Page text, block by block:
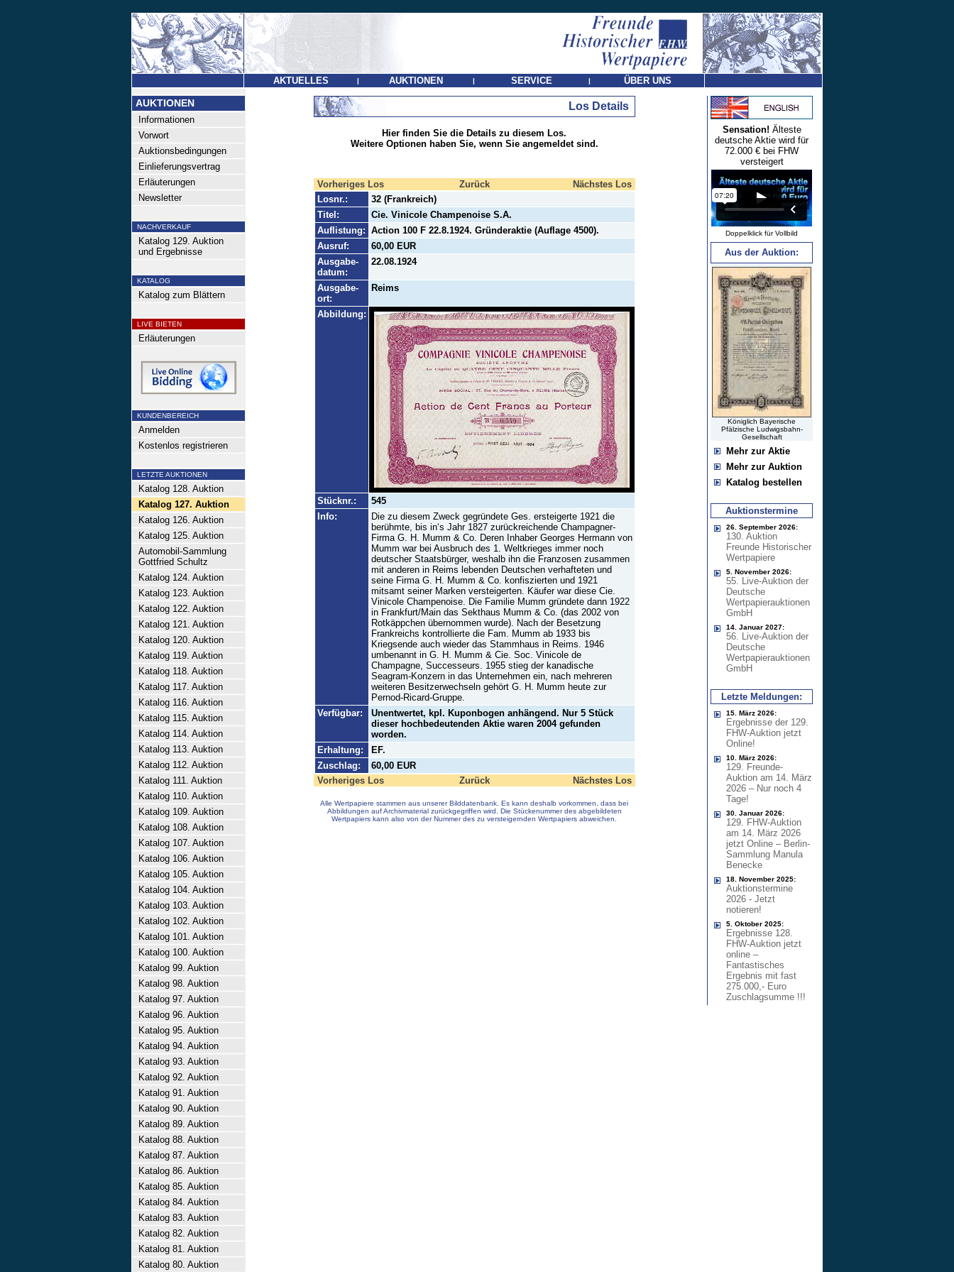
AKTUELLES | AUKTIONEN | SERVICE | ÜBER UNS
AUKTIONEN
Informationen
Vorwort
Auktionsbedingungen
Einlieferungsvertrag
Erläuterungen
Newsletter
NACHVERKAUF
Katalog 129. Auktion
und Ergebnisse
KATALOG
Katalog zum Blättern
LIVE BIETEN
Erläuterungen
KUNDENBEREICH
Anmelden
Kostenlos registrieren
LETZTE AUKTIONEN
Katalog 128. Auktion
Katalog 127. Auktion
Katalog 126. Auktion
Katalog 125. Auktion
Automobil-Sammlung
Gottfried Schultz
Katalog 124. Auktion
Katalog 123. Auktion
Katalog 122. Auktion
Katalog 121. Auktion
Katalog 120. Auktion
Katalog 119. Auktion
Katalog 118. Auktion
Katalog 117. Auktion
Katalog 116. Auktion
Katalog 115. Auktion
Katalog 114. Auktion
Katalog 113. Auktion
Katalog 112. Auktion
Katalog 111. Auktion
Katalog 110. Auktion
Katalog 109. Auktion
Katalog 108. Auktion
Katalog 107. Auktion
Katalog 106. Auktion
Katalog 105. Auktion
Katalog 104. Auktion
Katalog 103. Auktion
Katalog 102. Auktion
Katalog 101. Auktion
Katalog 100. Auktion
Katalog 99. Auktion
Katalog 98. Auktion
Katalog 97. Auktion
Katalog 96. Auktion
Katalog 95. Auktion
Katalog 94. Auktion
Katalog 93. Auktion
Katalog 92. Auktion
Katalog 91. Auktion
Katalog 90. Auktion
Katalog 89. Auktion
Katalog 88. Auktion
Katalog 87. Auktion
Katalog 86. Auktion
Katalog 85. Auktion
Katalog 84. Auktion
Katalog 83. Auktion
Katalog 82. Auktion
Katalog 81. Auktion
Katalog 80. Auktion
Los Details
Hier finden Sie die Details zu diesem Los.
Weitere Optionen haben Sie, wenn Sie angemeldet sind.
Vorheriges Los Zurück
Nächstes Los
Losnr.:
32 (Frankreich)
Titel:
Cie. Vinicole Champenoise S.A.
Auflistung: Action 100 F 22.8.1924. Gründeraktie (Auflage 4500).
Ausruf:
60,00 EUR
Ausgabe-
datum:
22.08.1924
Ausgabe-
ort:
Reims
Abbildung:
Stücknr.:
545
Info:
Die zu diesem Zweck gegründete Ges. ersteigerte 1921 die
berühmte, bis in‘s Jahr 1827 zurückreichende Champagner-
Firma G. H. Mumm & Co. Deren Inhaber Georges Hermann von
Mumm war bei Ausbruch des 1. Weltkrieges immer noch
deutscher Staatsbürger, weshalb ihn die Franzosen zusammen
mit anderen in Reims lebenden Deutschen verhafteten und
seine Firma G. H. Mumm & Co. konfiszierten und 1921
mitsamt seiner Marken versteigerten. Käufer war diese Cie.
Vinicole Champenoise. Die Familie Mumm gründete dann 1922
in Frankfurt/Main das Sekthaus Mumm & Co. (das 2002 von
Rotkäppchen übernommen wurde). Nach der Besetzung
Frankreichs kontrollierte die Fam. Mumm ab 1933 bis
Kriegsende auch wieder das Stammhaus in Reims. 1946
umbenannt in G. H. Mumm & Cie. Soc. Vinicole de
Champagne, Successeurs. 1955 stieg der kanadische
Seagram-Konzern in das Unternehmen ein, nach mehreren
weiteren Besitzerwechseln gehört G. H. Mumm heute zur
Pernod-Ricard-Gruppe.
Verfügbar:
Unentwertet, kpl. Kuponbogen anhängend. Nur 5 Stück
dieser hochbedeutenden Aktie waren 2004 gefunden
worden.
Erhaltung:
EF.
Zuschlag:
60,00 EUR
Vorheriges Los
Zurück Nächstes Los
Alle Wertpapiere stammen aus unserer Bilddatenbank. Es kann deshalb vorkommen, dass bei
Abbildungen auf Archivmaterial zurückgegriffen wird. Die Stückenummer des abgebildeten
Wertpapiers kann also von der Nummer des zu versteigernden Wertpapiers abweichen.
Sensation! Älteste
deutsche Aktie wird für
72.000 € bei FHW
versteigert
Doppelklick für Vollbild
Aus der Auktion:
Königlich Bayerische
Pfälzische Ludwigsbahn-
Gesellschaft
Mehr zur Aktie
Mehr zur Auktion
Katalog bestellen
Auktionstermine
26. September 2026:
130. Auktion
Freunde Historischer
Wertpapiere
5. November 2026:
55. Live-Auktion der
Deutsche
Wertpapierauktionen
GmbH
14. Januar 2027:
56. Live-Auktion der
Deutsche
Wertpapierauktionen
GmbH
Letzte Meldungen:
15. März 2026:
Ergebnisse der 129.
FHW-Auktion jetzt
Online!
10. März 2026:
129. Freunde-
Auktion am 14. März
2026 – Nur noch 4
Tage!
30. Januar 2026:
129. FHW-Auktion
am 14. März 2026
jetzt Online – Berlin-
Sammlung Manula
Benecke
18. November 2025:
Auktionstermine
2026 - Jetzt
notieren!
5. Oktober 2025:
Ergebnisse 128.
FHW-Auktion jetzt
online –
Fantastisches
Ergebnis mit fast
275.000,- Euro
Zuschlagsumme !!!